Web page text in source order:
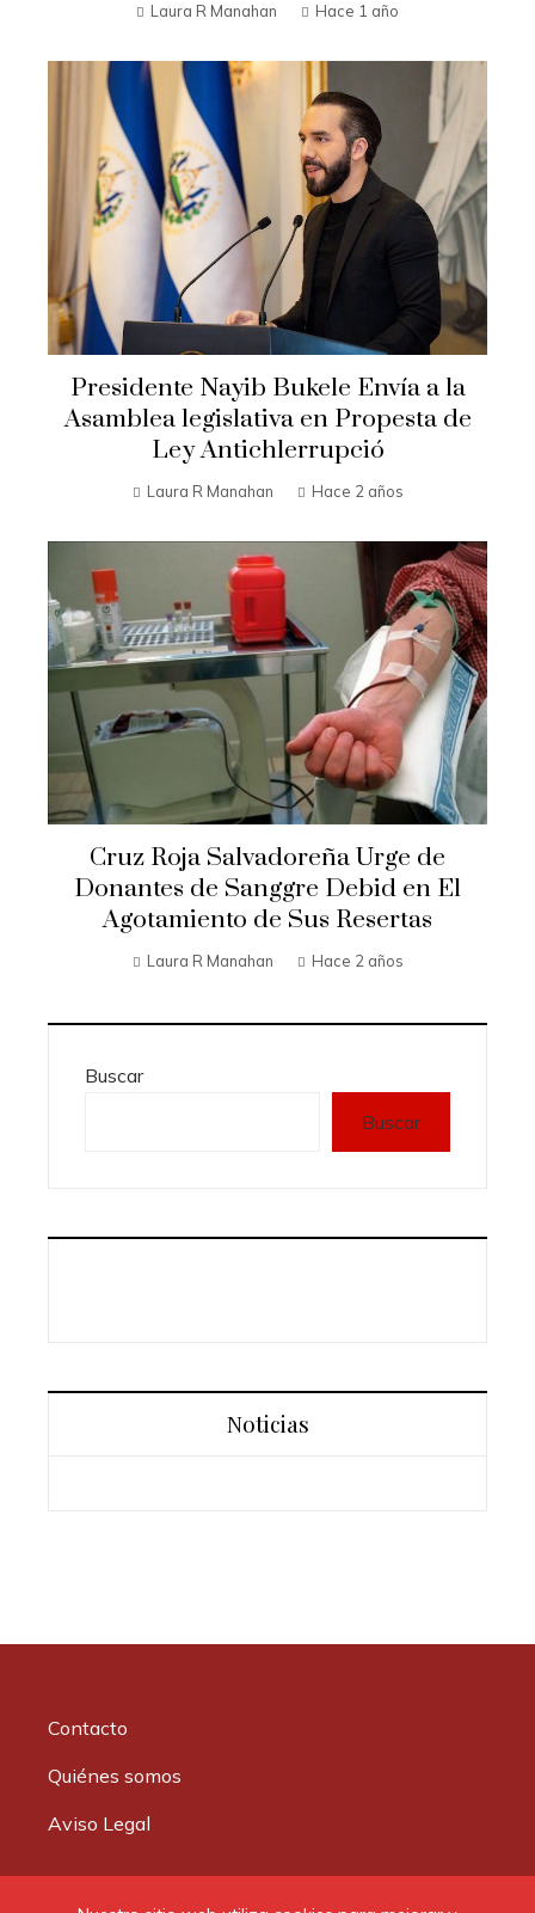
Laura R Manahan Hace 1 año
Presidente Nayib Bukele Envía a la
Asamblea legislativa en Propesta de
Ley Antichlerrupció
Laura R Manahan Hace 2 años
Cruz Roja Salvadoreña Urge de
Donantes de Sanggre Debid en El
Agotamiento de Sus Resertas
Laura R Manahan Hace 2 años
Buscar
Buscar
Noticias
Contacto
Quiénes somos
Aviso Legal